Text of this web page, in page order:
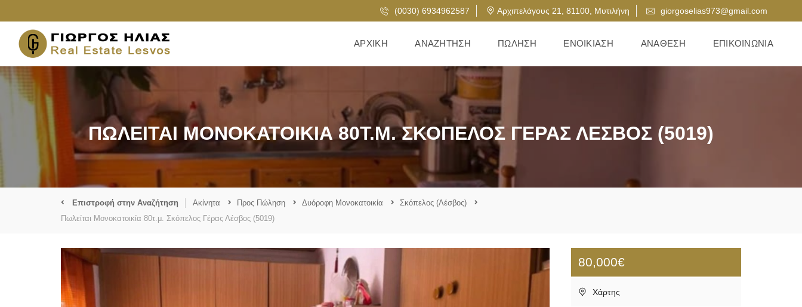
(0030) 6934962587 Αρχιπελάγους 21, 81100, Μυτιλήνη giorgoselias973@gmail.com
ΑΡΧΙΚΉ ΑΝΑΖΉΤΗΣΗ ΠΏΛΗΣΗ ΕΝΟΙΚΊΑΣΗ ΑΝΆΘΕΣΗ ΕΠΙΚΟΙΝΩΝΊΑ
ΠΩΛΕΊΤΑΙ ΜΟΝΟΚΑΤΟΙΚΊΑ 80Τ.Μ. ΣΚΌΠΕΛΟΣ ΓΈΡΑΣ ΛΈΣΒΟΣ (5019)
Επιστροφή στην Αναζήτηση Ακίνητα Προς Πώληση Δυόροφη Μονοκατοικία
Σκόπελος (Λέσβος)
Πωλείται Μονοκατοικία 80τ.μ. Σκόπελος Γέρας Λέσβος (5019)
80,000€
Χάρτης